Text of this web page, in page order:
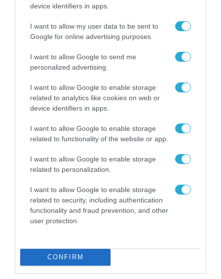
device identifiers in apps.
I want to allow my user data to be sent to
Google for online advertising purposes.
I want to allow Google to send me
personalized advertising.
I want to allow Google to enable storage
related to analytics like cookies on web or
device identifiers in apps.
I want to allow Google to enable storage
related to functionality of the website or app.
I want to allow Google to enable storage
related to personalization.
I want to allow Google to enable storage
related to security, including authentication
functionality and fraud prevention, and other
user protection.
CONFIRM
ΡΟΗ ΕΙΔΗΣΕΩΝ
Το χρηματοδοτούμενο
από την ΕΕ έργο “The
Gaming Police”
των παιδιών στο
διαδίκτυο
για τα πρόστιμα σε
παραβάσεις που
αφορούν τους ΦΗΜ
Σ. Καλαφάτης: «Η
Τεχνητή Νοημοσύνη
δεν είναι απλώς μια
επανάσταση»
Νέος οδηγός του ΕΚΤ
για τη χρηματοδότηση